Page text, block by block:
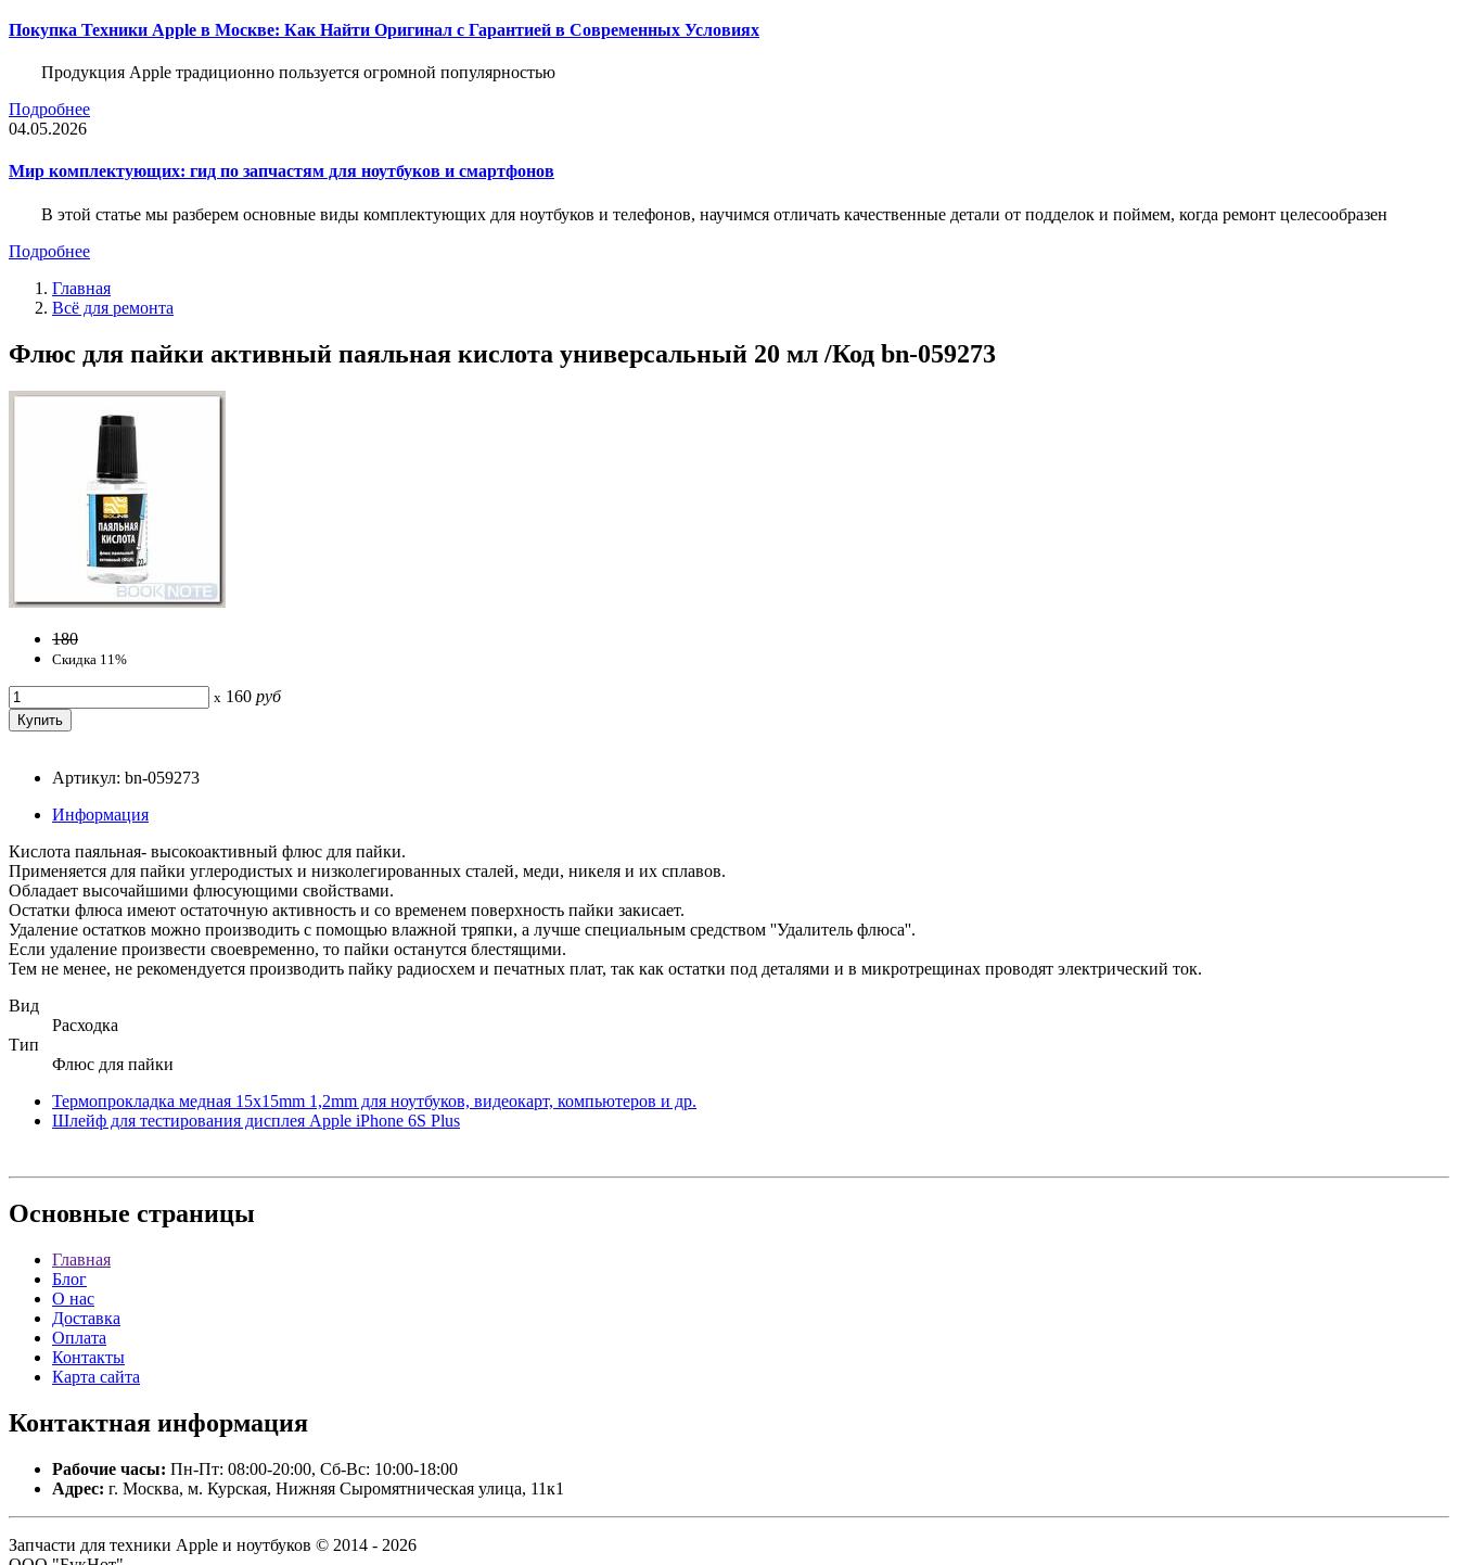
Покупка Техники Apple в Москве: Как Найти Оригинал с Гарантией в Современных Условиях
Продукция Apple традиционно пользуется огромной популярностью
Подробнее
04.05.2026
Мир комплектующих: гид по запчастям для ноутбуков и смартфонов
В этой статье мы разберем основные виды комплектующих для ноутбуков и телефонов, научимся отличать качественные детали от подделок и поймем, когда ремонт целесообразен
Подробнее
Главная
Всё для ремонта
Флюс для пайки активный паяльная кислота универсальный 20 мл /Код bn-059273
180
Скидка 11%
x 160 руб
Артикул: bn-059273
Информация
Кислота паяльная- высокоактивный флюс для пайки.
Применяется для пайки углеродистых и низколегированных сталей, меди, никеля и их сплавов.
Обладает высочайшими флюсующими свойствами.
Остатки флюса имеют остаточную активность и со временем поверхность пайки закисает.
Удаление остатков можно производить с помощью влажной тряпки, а лучше специальным средством ''Удалитель флюса''.
Если удаление произвести своевременно, то пайки останутся блестящими.
Тем не менее, не рекомендуется производить пайку радиосхем и печатных плат, так как остатки под деталями и в микротрещинах проводят электрический ток.
Вид
Расходка
Тип
Флюс для пайки
Термопрокладка медная 15x15mm 1,2mm для ноутбуков, видеокарт, компьютеров и др.
Шлейф для тестирования дисплея Apple iPhone 6S Plus
Основные страницы
Главная
Блог
О нас
Доставка
Оплата
Контакты
Карта сайта
Контактная информация
Рабочие часы: Пн-Пт: 08:00-20:00, Сб-Вс: 10:00-18:00
Адрес: г. Москва, м. Курская, Нижняя Сыромятническая улица, 11к1
Запчасти для техники Apple и ноутбуков © 2014 - 2026